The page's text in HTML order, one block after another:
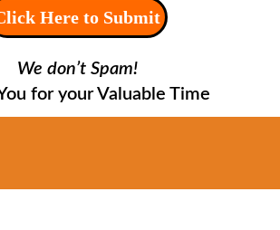
We don’t Spam!
for your Valuable Time